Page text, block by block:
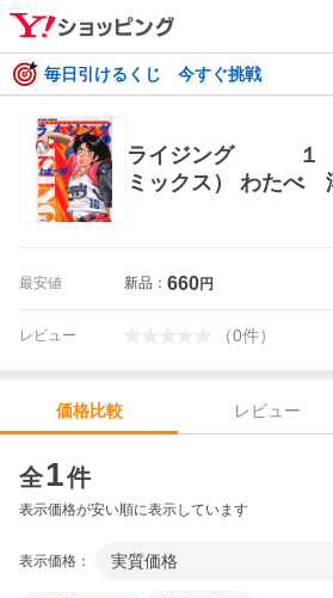
毎日引けるくじ 今すぐ挑戦
ライジング １ （
ミックス） わたべ
最安値 新品： 660円
レビュー （0件）
価格比較 レビュー
全1件
表示価格が安い順に表示しています
表示価格： 実質価格